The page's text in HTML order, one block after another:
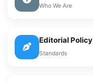
Who We Are
Editorial Policy
Standards